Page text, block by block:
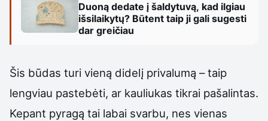
Duoną dedate į šaldytuvą, kad ilgiau
išsilaikytų? Būtent taip ji gali sugesti
dar greičiau
Šis būdas turi vieną didelį privalumą – taip
lengviau pastebėti, ar kauliukas tikrai pašalintas.
Kepant pyragą tai labai svarbu, nes vienas